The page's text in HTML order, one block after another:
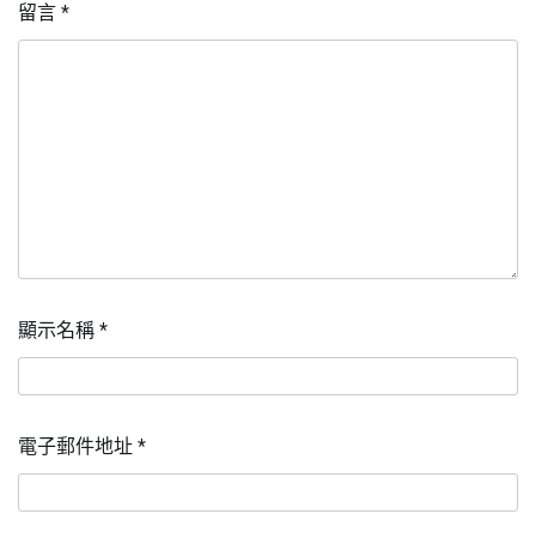
留言 *
顯示名稱 *
電子郵件地址 *